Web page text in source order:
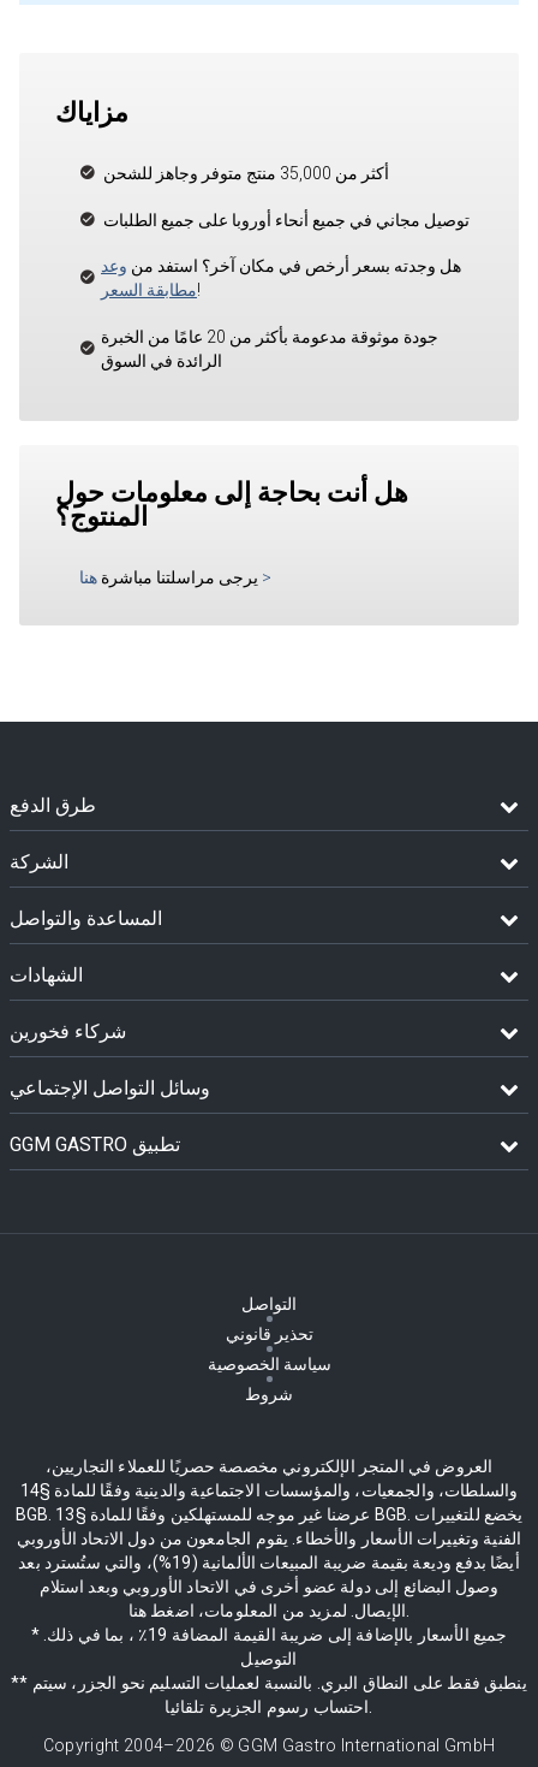
مزاياك
أكثر من 35,000 منتج متوفر وجاهز للشحن
توصيل مجاني في جميع أنحاء أوروبا على جميع الطلبات
هل وجدته بسعر أرخص في مكان آخر؟ استفد من وعد
مطابقة السعر!
جودة موثوقة مدعومة بأكثر من 20 عامًا من الخبرة
الرائدة في السوق
هل أنت بحاجة إلى معلومات حول
المنتوج؟
يرجى مراسلتنا مباشرة هنا >
طرق الدفع
الشركة
المساعدة والتواصل
الشهادات
شركاء فخورين
وسائل التواصل الإجتماعي
GGM GASTRO تطبيق
التواصل
تحذير قانوني
سياسة الخصوصية
شروط
العروض في المتجر الإلكتروني مخصصة حصريًا للعملاء التجاريين،
والسلطات، والجمعيات، والمؤسسات الاجتماعية والدينية وفقًا للمادة §14
BGB. عرضنا غير موجه للمستهلكين وفقًا للمادة §13 BGB. يخضع للتغييرات
الفنية وتغييرات الأسعار والأخطاء. يقوم الجامعون من دول الاتحاد الأوروبي
أيضًا بدفع وديعة بقيمة ضريبة المبيعات الألمانية (19%)، والتي ستُسترد بعد
وصول البضائع إلى دولة عضو أخرى في الاتحاد الأوروبي وبعد استلام
* جميع الأسعار بالإضافة إلى ضريبة القيمة المضافة 19٪ ، بما في ذلك.
التوصيل
** ينطبق فقط على النطاق البري. بالنسبة لعمليات التسليم نحو الجزر، سيتم
Copyright 2004–2026 © GGM Gastro International GmbH